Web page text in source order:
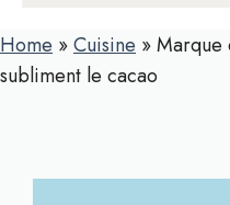
Home »Cuisine »Marque
subliment le cacao